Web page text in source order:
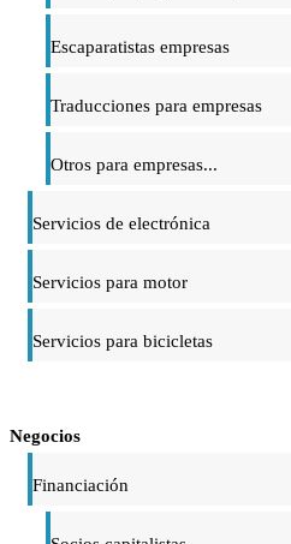
Escaparatistas empresas
Traducciones para empresas
Otros para empresas...
Servicios de electrónica
Servicios para motor
Servicios para bicicletas
Negocios
Financiación